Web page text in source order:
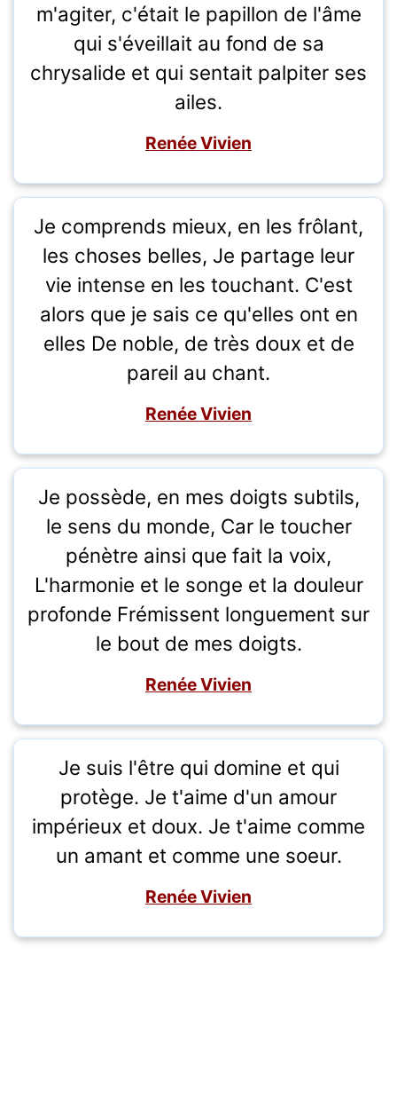
m'agiter, c'était le papillon de l'âme
qui s'éveillait au fond de sa
chrysalide et qui sentait palpiter ses
ailes.
Renée Vivien
Je comprends mieux, en les frôlant,
les choses belles, Je partage leur
vie intense en les touchant. C'est
alors que je sais ce qu'elles ont en
elles De noble, de très doux et de
pareil au chant.
Renée Vivien
Je possède, en mes doigts subtils,
le sens du monde, Car le toucher
pénètre ainsi que fait la voix,
L'harmonie et le songe et la douleur
profonde Frémissent longuement sur
le bout de mes doigts.
Renée Vivien
Je suis l'être qui domine et qui
protège. Je t'aime d'un amour
impérieux et doux. Je t'aime comme
un amant et comme une soeur.
Renée Vivien